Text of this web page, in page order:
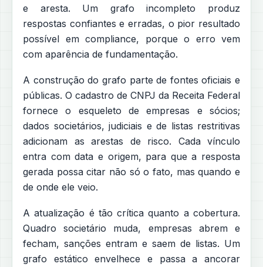
e aresta. Um grafo incompleto produz
respostas confiantes e erradas, o pior resultado
possível em compliance, porque o erro vem
com aparência de fundamentação.
A construção do grafo parte de fontes oficiais e
públicas. O cadastro de CNPJ da Receita Federal
fornece o esqueleto de empresas e sócios;
dados societários, judiciais e de listas restritivas
adicionam as arestas de risco. Cada vínculo
entra com data e origem, para que a resposta
gerada possa citar não só o fato, mas quando e
de onde ele veio.
A atualização é tão crítica quanto a cobertura.
Quadro societário muda, empresas abrem e
fecham, sanções entram e saem de listas. Um
grafo estático envelhece e passa a ancorar